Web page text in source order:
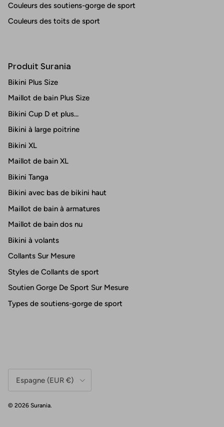
Couleurs des soutiens-gorge de sport
Couleurs des toits de sport
Produit Surania
Bikini Plus Size
Maillot de bain Plus Size
Bikini Cup D et plus...
Bikini à large poitrine
Bikini XL
Maillot de bain XL
Bikini Tanga
Bikini avec bas de bikini haut
Maillot de bain à armatures
Maillot de bain dos nu
Bikini à volants
Collants Sur Mesure
Styles de Collants de sport
Soutien Gorge De Sport Sur Mesure
Types de soutiens-gorge de sport
Espagne (EUR €)
© 2026 Surania.